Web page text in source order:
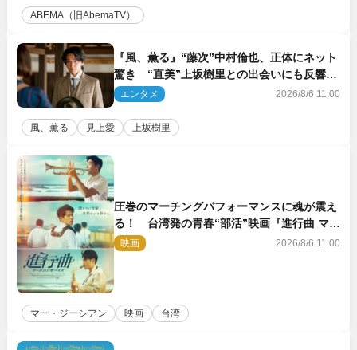
ABEMA（旧AbemaTV）
『風、薫る』“藤次”中村倫也、正体にネット
驚き “直美”上坂樹里との出会いにも反響
「力になってくれそう」「仲良くしなよ！」
エンタメ 2026/8/6 11:00
風、薫る 見上愛 上坂樹里
圧巻のマーチングパフォーマンスに魂が震え
る！ 台湾発の青春“部活”映画『進行曲 マー
チングボーイズ』予告解禁
映画 2026/8/6 11:00
マー・ジーシアン 映画 台湾